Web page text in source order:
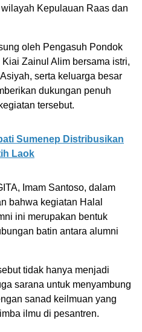
Kepulauan Raas dan
oleh Pengasuh Pondok
Zainul Alim bersama istri,
serta keluarga besar
dukungan penuh
tersebut.
Sumenep Distribusikan
Laok
Imam Santoso, dalam
bahwa kegiatan Halal
ini merupakan bentuk
batin antara alumni
tidak hanya menjadi
sarana untuk menyambung
sanad keilmuan yang
ilmu di pesantren.